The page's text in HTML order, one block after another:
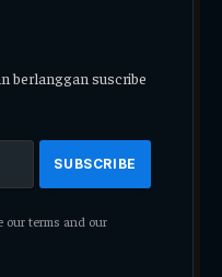
berlanggan suscribe
our terms and our